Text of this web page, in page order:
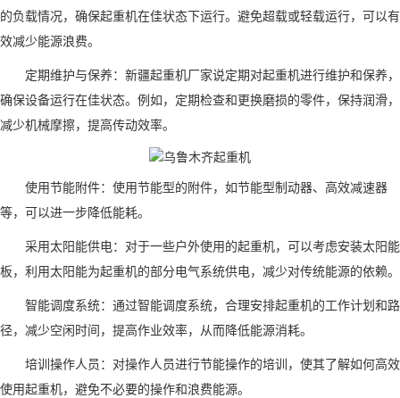
的负载情况，确保起重机在佳状态下运行。避免超载或轻载运行，可以有
效减少能源浪费。
定期维护与保养： 新疆起重机厂家说定期对起重机进行维护和保养，
确保设备运行在佳状态。例如，定期检查和更换磨损的零件，保持润滑，
减少机械摩擦，提高传动效率。
使用节能附件：使用节能型的附件，如节能型制动器、高效减速器
等，可以进一步降低能耗。
采用太阳能供电：对于一些户外使用的起重机，可以考虑安装太阳能
板，利用太阳能为起重机的部分电气系统供电，减少对传统能源的依赖。
智能调度系统：通过智能调度系统，合理安排起重机的工作计划和路
径，减少空闲时间，提高作业效率，从而降低能源消耗。
培训操作人员：对操作人员进行节能操作的培训，使其了解如何高效
使用起重机，避免不必要的操作和浪费能源。